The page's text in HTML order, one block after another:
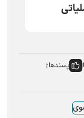
پسندها: